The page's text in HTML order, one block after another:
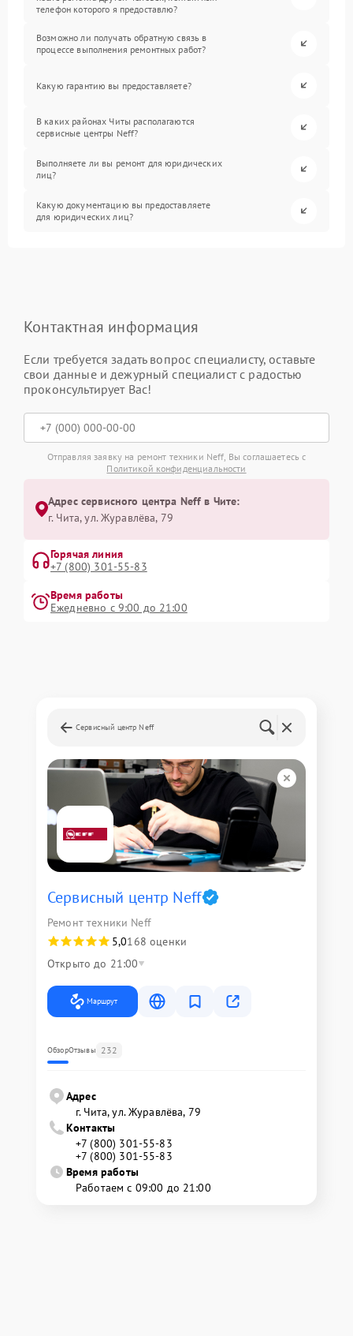
телефон которого я предоставлю?
Возможно ли получать обратную связь в
процессе выполнения ремонтных работ?
Какую гарантию вы предоставляете?
В каких районах Читы располагаются
сервисные центры Neff?
Выполняете ли вы ремонт для юридических
лиц?
Какую документацию вы предоставляете
для юридических лиц?
Контактная информация
Если требуется задать вопрос специалисту, оставьте
свои данные и дежурный специалист с радостью
проконсультирует Вас!
Отправляя заявку на ремонт техники Neff, Вы соглашаетесь с
Политикой конфиденциальности
Адрес сервисного центра Neff в Чите:
г. Чита, ул. Журавлёва, 79
Горячая линия
+7 (800) 301-55-83
Время работы
Ежедневно с 9:00 до 21:00
Сервисный центр Neff
Сервисный центр Neff
Ремонт техники Neff
5,0168 оценки
Открыто до 21:00
Маршрут
ОбзорОтзывы 232
Адрес
г. Чита, ул. Журавлёва, 79
Контакты
+7 (800) 301-55-83
+7 (800) 301-55-83
Время работы
Работаем с 09:00 до 21:00